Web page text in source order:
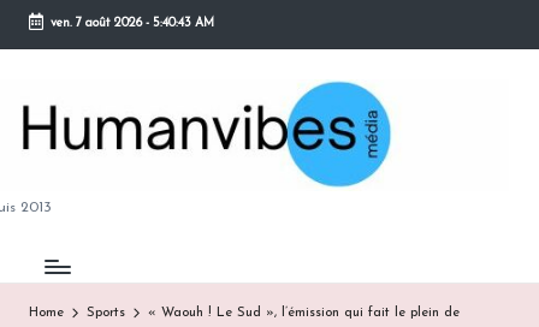
Skip
content
ven. 7 août 2026- 5:40:43 AM
2013
Home Sports
« Waouh ! Le Sud », l’émission qui fait le plein de